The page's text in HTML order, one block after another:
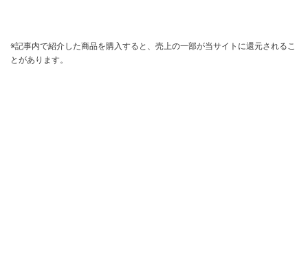
※記事内で紹介した商品を購入すると、売上の一部が当サイトに還元されるこ
とがあります。